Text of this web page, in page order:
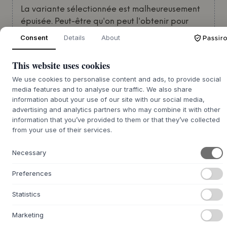
La variante sélectionnée est malheureusement
épuisée. Peut-être qu'on peut l'obtenir pour
vous. Inscrivez-vous ci-dessous pour être informé
Email
FAITES-MOI SAVOIR
S'inspirer
DESCRIPTION +
Consent Details About
This website uses cookies
We use cookies to personalise content and ads, to provide social
media features and to analyse our traffic. We also share
information about your use of our site with our social media,
advertising and analytics partners who may combine it with other
information that you’ve provided to them or that they’ve collected
from your use of their services.
Necessary
Preferences
Statistics
Marketing